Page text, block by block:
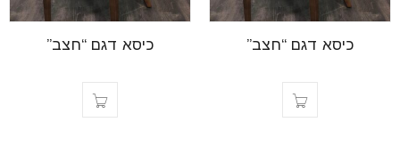
כיסא דגם “חצב” כיסא דגם “חצב”
font_download סמן קישורים